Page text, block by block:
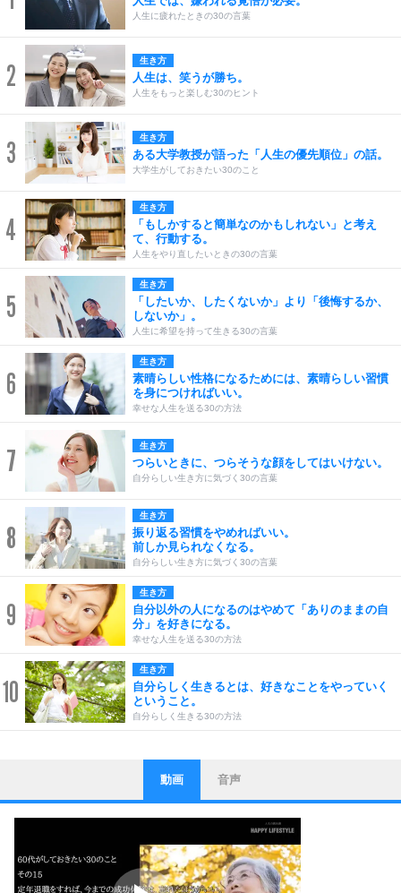
人生に疲れたときの30の言葉
2 生き方
人生は、笑うが勝ち。
人生をもっと楽しむ30のヒント
3 生き方
ある大学教授が語った「人生の優先順位」の話。
大学生がしておきたい30のこと
4
生き方
「もしかすると簡単なのかもしれない」と考え
て、行動する。
人生をやり直したいときの30の言葉
5
生き方
「したいか、したくないか」より「後悔するか、
しないか」。
人生に希望を持って生きる30の言葉
6
生き方
素晴らしい性格になるためには、素晴らしい習慣
を身につければいい。
幸せな人生を送る30の方法
7 生き方
つらいときに、つらそうな顔をしてはいけない。
自分らしい生き方に気づく30の言葉
8
生き方
振り返る習慣をやめればいい。
前しか見られなくなる。
自分らしい生き方に気づく30の言葉
9
生き方
自分以外の人になるのはやめて「ありのままの自
分」を好きになる。
幸せな人生を送る30の方法
10
生き方
自分らしく生きるとは、好きなことをやっていく
ということ。
自分らしく生きる30の方法
1
ストレス対策
他人と比べない。
いっそのこと、他人を見ない。
いらいらしない人になる30の方法
プラス思考
ポジティブになれない原因は、行動しないから。
動画 音声